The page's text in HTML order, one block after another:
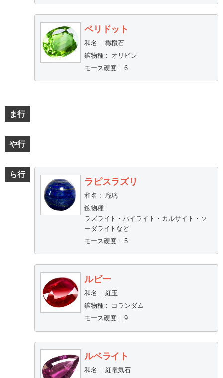
ペリドット
和名 : 橄欖石
鉱物種:
オリビン
モース硬度: 6
ま行
や行
ら行
ラピスラズリ
和名 : 瑠璃
鉱物種:
ラズライト・パイライト・カルサイト・ソ
ーダライトなど
モース硬度: 5
ルビー
和名 : 紅玉
鉱物種:
コランダム
モース硬度: 9
ルベライト
和名 : 紅電気石